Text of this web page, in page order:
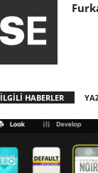
İLGİLİ HABERLER